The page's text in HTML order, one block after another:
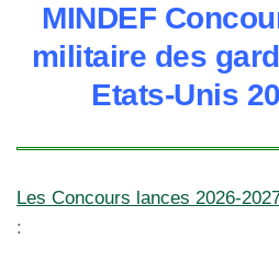
MINDEF
militaire des
Etats-Unis
Les Concours lances 2026-
: